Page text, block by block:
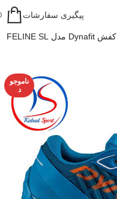
پیگیری سفارشات
کفش Dynafit مدل FELINE SL
ناموجو
د